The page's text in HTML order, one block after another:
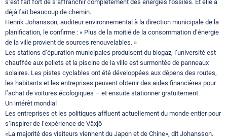
s’est fait fort de s’affranchir complètement des énergies fossiles. Et elle a
déjà fait beaucoup de chemin.
Henrik Johansson, auditeur environnemental à la direction municipale de la
planification, le confirme : « Plus de la moitié de la consommation d’énergie
de la ville provient de sources renouvelables. »
Les stations d’épuration municipales produisent du biogaz, l’université est
chauffée aux pellets et la piscine de la ville est surmontée de panneaux
solaires. Les pistes cyclables ont été développées aux dépens des routes,
les habitants et les entreprises peuvent obtenir des aides financières pour
l’achat de voitures écologiques – et ensuite stationner gratuitement.
Un intérêt mondial
Les entreprises et les politiques affluent actuellement du monde entier pour
s’inspirer de l’expérience de Växjö
«La majorité des visiteurs viennent du Japon et de Chine», dit Johansson.